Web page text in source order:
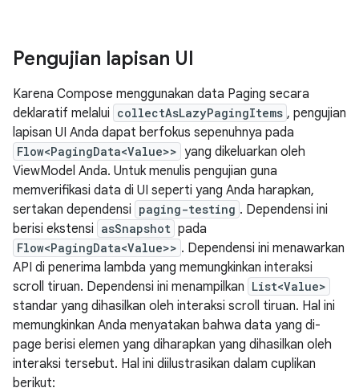
Pengujian lapisan UI
Karena Compose menggunakan data Paging secara
deklaratif melalui collectAsLazyPagingItems , pengujian
lapisan UI Anda dapat berfokus sepenuhnya pada
Flow<PagingData<Value>> yang dikeluarkan oleh
ViewModel Anda. Untuk menulis pengujian guna
memverifikasi data di UI seperti yang Anda harapkan,
sertakan dependensi paging-testing . Dependensi ini
berisi ekstensi asSnapshot pada
Flow<PagingData<Value>> . Dependensi ini menawarkan
API di penerima lambda yang memungkinkan interaksi
scroll tiruan. Dependensi ini menampilkan List<Value>
standar yang dihasilkan oleh interaksi scroll tiruan. Hal ini
memungkinkan Anda menyatakan bahwa data yang di-
page berisi elemen yang diharapkan yang dihasilkan oleh
interaksi tersebut. Hal ini diilustrasikan dalam cuplikan
berikut: